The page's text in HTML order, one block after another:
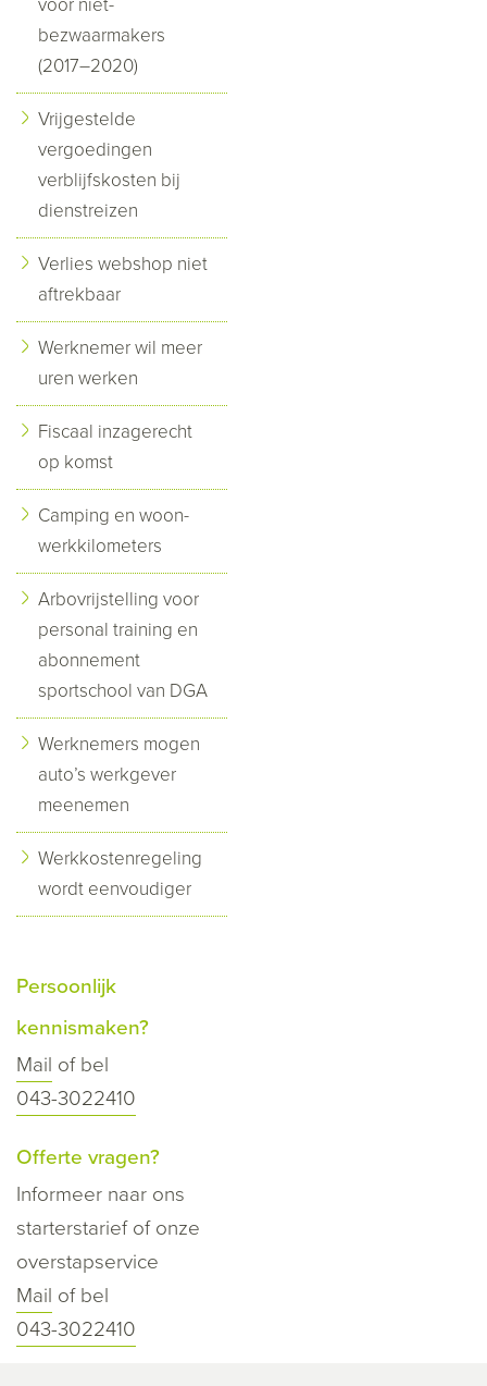
voor niet-
bezwaarmakers
(2017–2020)
Vrijgestelde
vergoedingen
verblijfskosten bij
dienstreizen
Verlies webshop niet
aftrekbaar
Werknemer wil meer
uren werken
Fiscaal inzagerecht
op komst
Camping en woon-
werkkilometers
Arbovrijstelling voor
personal training en
abonnement
sportschool van DGA
Werknemers mogen
auto’s werkgever
meenemen
Werkkostenregeling
wordt eenvoudiger
Persoonlijk
kennismaken?
Mail of bel
043-3022410
Offerte vragen?
Informeer naar ons
starterstarief of onze
overstapservice
Mail of bel
043-3022410